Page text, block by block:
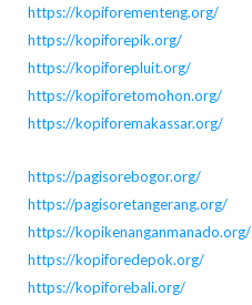
https://kopiforementeng.org/
https://kopiforepik.org/
https://kopiforepluit.org/
https://kopiforetomohon.org/
https://kopiforemakassar.org/
https://pagisorebogor.org/
https://pagisoretangerang.org/
https://kopikenanganmanado.org/
https://kopiforedepok.org/
https://kopiforebali.org/